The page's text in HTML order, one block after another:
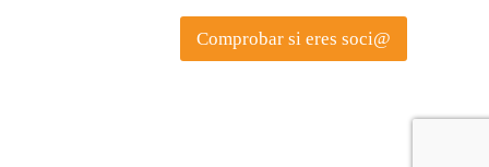
Comprobar si eres soci@